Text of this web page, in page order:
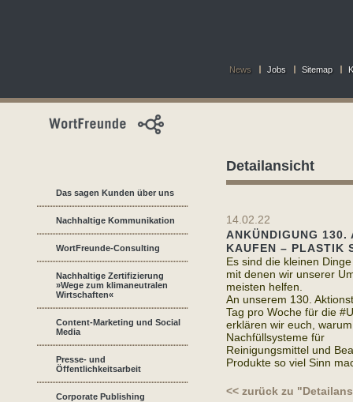
News Jobs Sitemap
Das sagen Kunden über uns
Nachhaltige Kommunikation
WortFreunde-Consulting
Nachhaltige Zertifizierung
»Wege zum klimaneutralen
Wirtschaften«
Content-Marketing und Social
Media
Presse- und
Öffentlichkeitsarbeit
Corporate Publishing
Detailansicht
14.02.22
ANKÜNDIGUNG
KAUFEN – PLASTIK
Es sind die kleinen
mit denen wir unserer
meisten helfen.
An unserem 130.
Tag pro Woche für die
erklären wir euch, warum
Nachfüllsysteme für
Reinigungsmittel und
Produkte so viel Sinn
<< zurück zu